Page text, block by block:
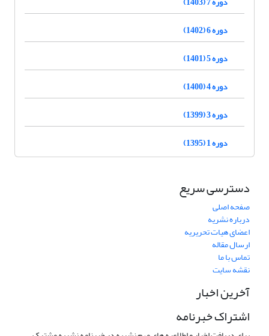
دوره 6 (1402)
دوره 5 (1401)
دوره 4 (1400)
دوره 3 (1399)
دوره 1 (1395)
دسترسی سریع
صفحه اصلی
درباره نشریه
اعضای هیات تحریریه
ارسال مقاله
تماس با ما
نقشه سایت
آخرین اخبار
اشتراک خبرنامه